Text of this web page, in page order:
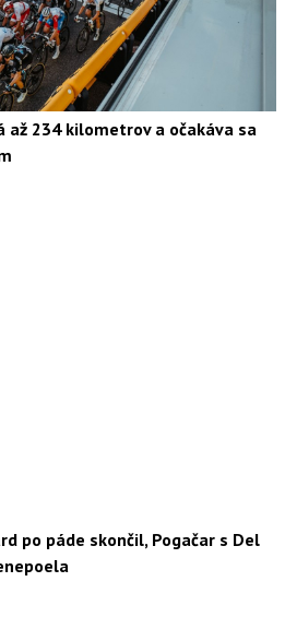
až 234 kilometrov a očakáva sa
po páde skončil, Pogačar s Del